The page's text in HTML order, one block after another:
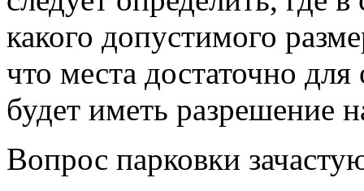
какого допустимого
что места достаточно
будет иметь разрешение
Вопрос парковки